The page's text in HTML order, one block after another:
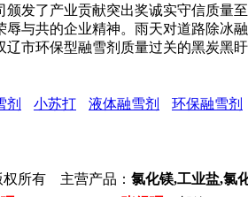
发了产业贡献突出奖诚实守信质量
与共的企业精神。雨天对道路除冰
市环保型融雪剂质量过关的黑炭黑
剂 小苏打 液体融雪剂 环保融雪剂
所有 主营产品： 氯化镁,工业盐,氯